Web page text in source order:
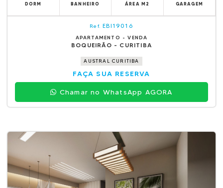
DORM BANHEIRO ÁREA M2 GARAGEM
Ref. EBI19016
APARTAMENTO - VENDA
BOQUEIRÃO - CURITIBA
AUSTRAL CURITIBA
FAÇA SUA RESERVA
Chamar no WhatsApp AGORA